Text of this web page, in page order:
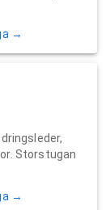
→
Storstugan
→